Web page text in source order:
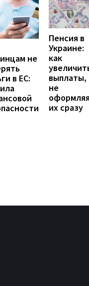
не
в ЕС:
Пенсия в
Украине:
как
выплаты,
не
их сразу